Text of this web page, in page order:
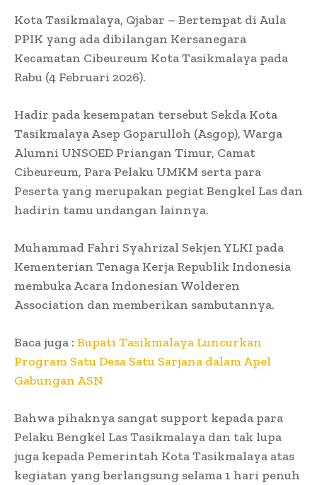
Kota Tasikmalaya, Qjabar – Bertempat di Aula
PPIK yang ada dibilangan Kersanegara
Kecamatan Cibeureum Kota Tasikmalaya pada
Rabu (4 Februari 2026).
Hadir pada kesempatan tersebut Sekda Kota
Tasikmalaya Asep Goparulloh (Asgop), Warga
Alumni UNSOED Priangan Timur, Camat
Cibeureum, Para Pelaku UMKM serta para
Peserta yang merupakan pegiat Bengkel Las dan
hadirin tamu undangan lainnya.
Muhammad Fahri Syahrizal Sekjen YLKI pada
Kementerian Tenaga Kerja Republik Indonesia
membuka Acara Indonesian Wolderen
Association dan memberikan sambutannya.
Baca juga : Bupati Tasikmalaya Luncurkan
Program Satu Desa Satu Sarjana dalam Apel
Gabungan ASN
Bahwa pihaknya sangat support kepada para
Pelaku Bengkel Las Tasikmalaya dan tak lupa
juga kepada Pemerintah Kota Tasikmalaya atas
kegiatan yang berlangsung selama 1 hari penuh